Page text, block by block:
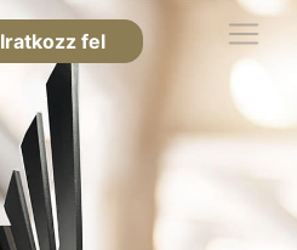
Iratkozz fel